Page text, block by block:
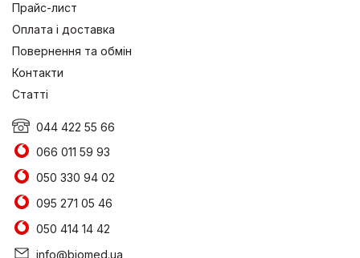
Прайс-лист
Оплата і доставка
Повернення та обмін
Контакти
Статті
044 422 55 66
066 011 59 93
050 330 94 02
095 271 05 46
050 414 14 42
info@biomed.ua